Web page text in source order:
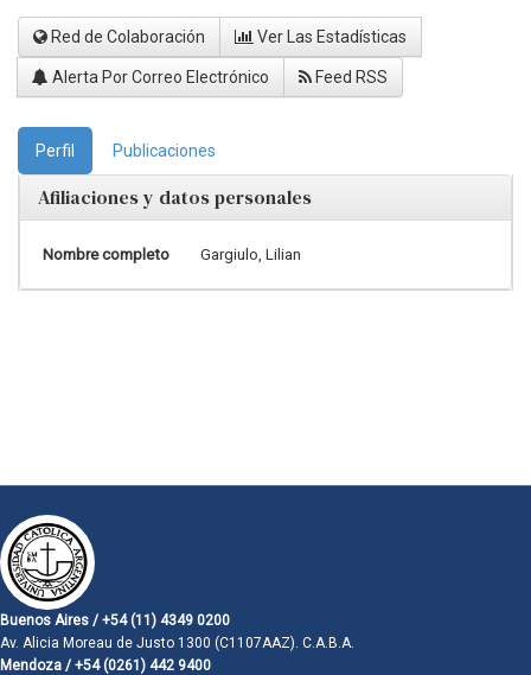
Red de Colaboración Ver Las Estadísticas
Alerta Por Correo Electrónico Feed RSS
Perfil Publicaciones
Afiliaciones y datos personales
Nombre completo Gargiulo, Lilian
Buenos Aires / +54 (11) 4349 0200
Av. Alicia Moreau de Justo 1300 (C1107AAZ). C.A.B.A.
Mendoza / +54 (0261) 442 9400